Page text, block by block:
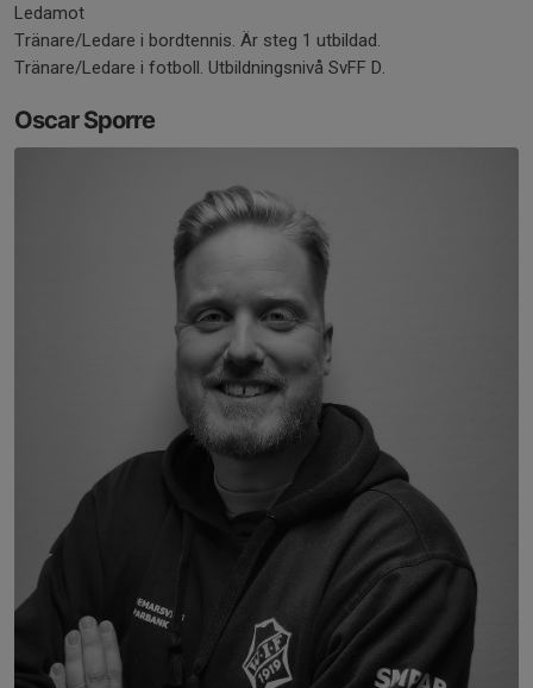
Ledamot
Tränare/Ledare i bordtennis. Är steg 1 utbildad.
Tränare/Ledare i fotboll. Utbildningsnivå SvFF D.
Oscar Sporre